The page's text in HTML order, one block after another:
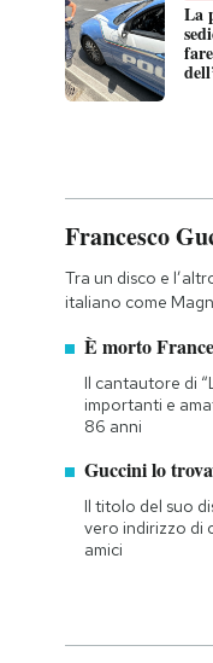
La
Francesco
Tra un disco e
italiano come
È morto
Il cantautore di
importanti e
86 anni
Guccini lo
Il titolo del suo
vero indirizzo di
amici